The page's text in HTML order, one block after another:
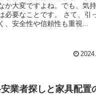
か大変ですよね。でも、気
必要なことです。 さて、引
安全性や信頼性も重視...
業者探しと家具配置